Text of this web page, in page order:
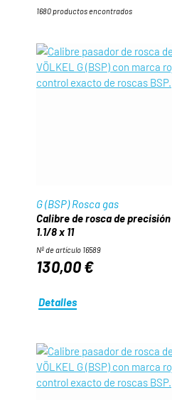
1680 productos encontrados
G (BSP) Rosca gas
Calibre de rosca de precisión
1.1/8 x 11
Nº de artículo 16589
130,00 €
Detalles